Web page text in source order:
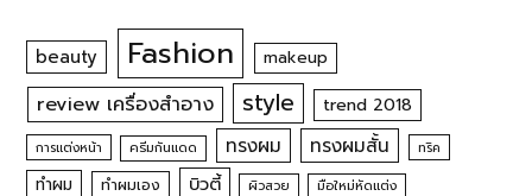
beauty Fashion makeup
review เครื่องสำอาง style trend 2018
การแต่งหน้า ครีมกันแดด ทรงผม ทรงผมสั้น ทริค
ทำผม ทำผมเอง บิวตี้ ผิวสวย มือใหม่หัดแต่ง